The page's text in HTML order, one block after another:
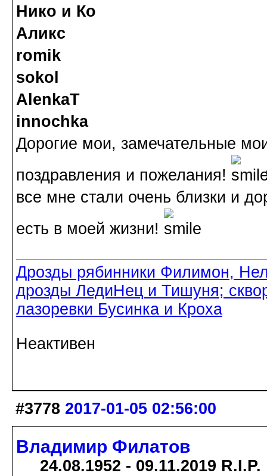
Нико и Ко
Аликс
romik
sokol
AlenkaT
innochka
Дорогие мои, замечательные
поздравления и пожелания!
все мне стали очень близки и
есть в моей жизни!
Дрозды рябинники Филимон,
дрозды ЛедиНец и Тишуня;
лазоревки Бусинка и Кроха
Неактивен
#3778 2017-01-05 02:56:00
Владимир Филатов
24.08.1952 - 09.11.2019 R.I.P.